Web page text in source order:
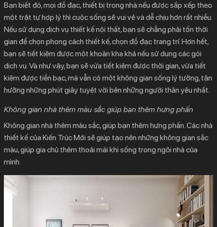
Bạn biết đó, mọi đồ đạc, thiết bị trong nhà nếu được sắp xếp theo
một trật tự hợp lý thì cuộc sống sẽ vui vẻ và dễ chịu hơn rất nhiều.
Nếu sử dụng dịch vụ thiết kế nội thất, bạn sẽ chẳng phải tốn thời
gian để chọn phong cách thiết kế, chọn đồ đạc trang trí. Hơn hết,
bạn sẽ tiết kiệm được một khoản kha khá nếu sử dụng các gói
dịch vụ. Và như vậy, bạn sẽ vừa tiết kiệm được thời gian, vừa tiết
kiệm được tiền bạc, mà vẫn có một không gian sống lý tưởng, tận
hưởng những phút giây tuyệt vời bên những người thân yêu nhất.
Không gian nhà thêm màu sắc giúp bạn thêm hưng phấn
Không gian nhà thêm màu sắc, giúp bạn thêm hưng phấn. Các nhà
thiết kế của Kiến Trúc Mới sẽ giúp tạo nên những không gian sắc
màu, giúp gia chủ thêm thoải mái khi sống trong ngôi nhà của
mình.